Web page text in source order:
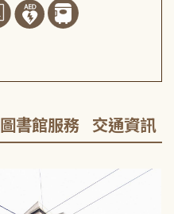
圖書館服務 交通資訊